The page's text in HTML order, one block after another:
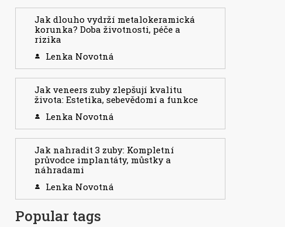
Jak dlouho vydrží metalokeramická
korunka? Doba životnosti, péče a
rizika
Lenka Novotná
Jak veneers zuby zlepšují kvalitu
života: Estetika, sebevědomí a funkce
Lenka Novotná
Jak nahradit 3 zuby: Kompletní
průvodce implantáty, můstky a
náhradami
Lenka Novotná
Popular tags